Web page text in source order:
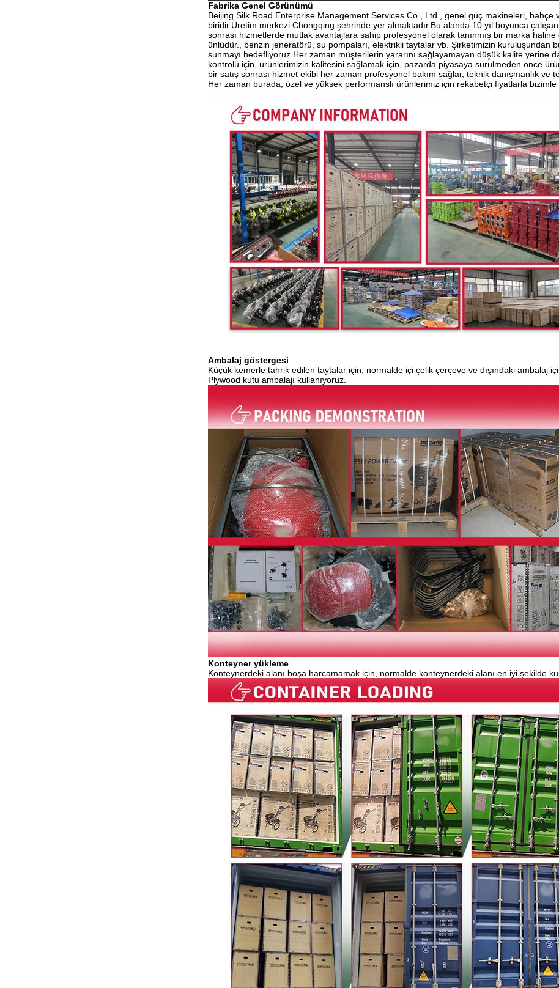
Fabrika Genel Görünümü
Beijing Silk Road Enterprise Management Services Co., Ltd., genel güç makineleri, bahçe
biridir.Üretim merkezi Chongqing şehrinde yer almaktadır.Bu alanda 10 yıl boyunca
sonrası hizmetlerde mutlak avantajlara sahip profesyonel olarak tanınmış bir marka
ünlüdür., benzin jeneratörü, su pompaları, elektrikli taytalar vb. Şirketimizin kuruluşundan
sunmayı hedefliyoruz.Her zaman müşterilerin yararını sağlayamayan düşük kalite yerine
kontrolü için, ürünlerimizin kalitesini sağlamak için, pazarda piyasaya sürülmeden önce
bir satış sonrası hizmet ekibi her zaman profesyonel bakım sağlar, teknik danışmanlık ve
Her zaman burada, özel ve yüksek performanslı ürünlerimiz için rekabetçi fiyatlarla bizimle
Ambalaj göstergesi
Küçük kemerle tahrik edilen taytalar için, normalde içi çelik çerçeve ve dışındaki ambalaj
Plywood kutu ambalajı kullanıyoruz.
Konteyner yükleme
Konteynerdeki alanı boşa harcamamak için, normalde konteynerdeki alanı en iyi şekilde